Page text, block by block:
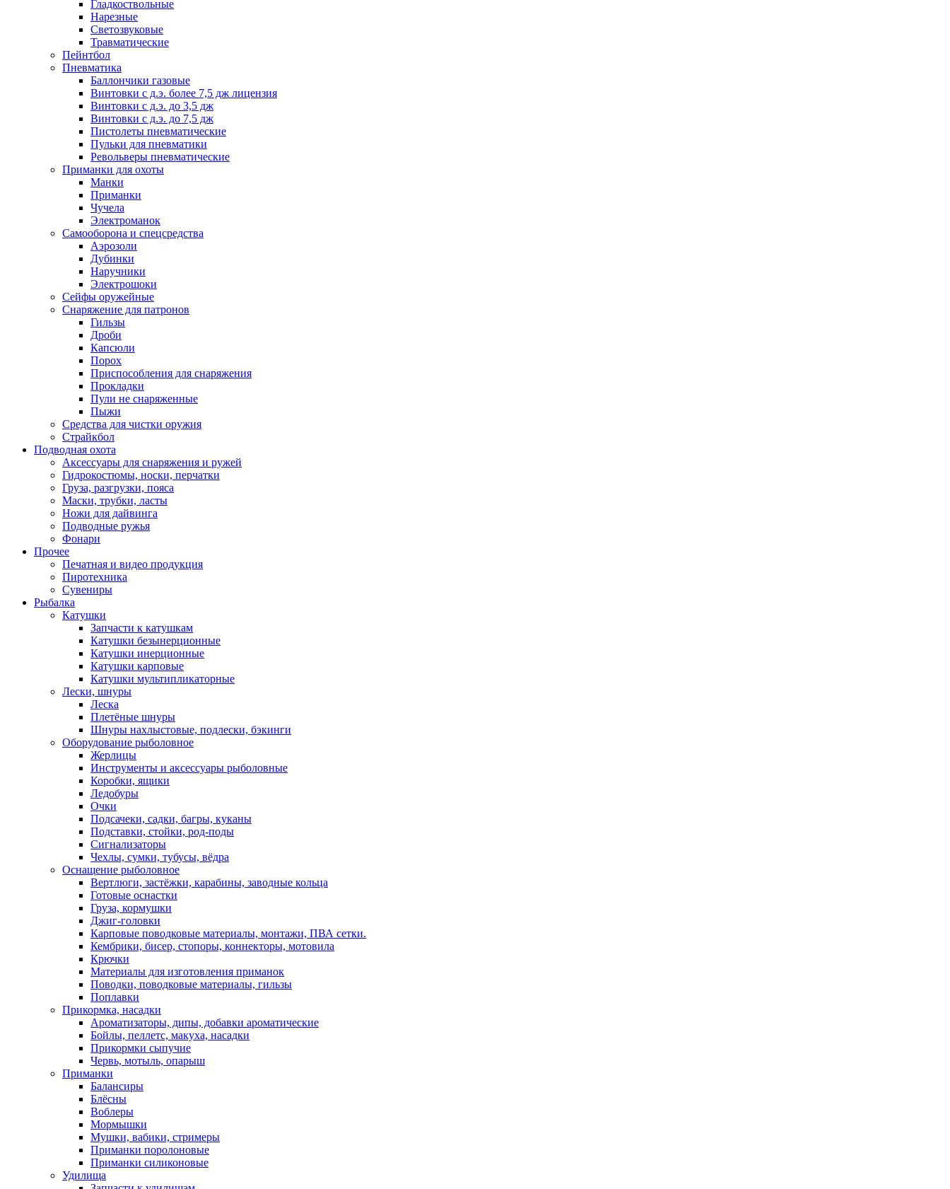
Гладкоствольные
Нарезные
Светозвуковые
Травматические
Пейнтбол
Пневматика
Баллончики газовые
Винтовки с д.э. более 7,5 дж лицензия
Винтовки с д.э. до 3,5 дж
Винтовки с д.э. до 7,5 дж
Пистолеты пневматические
Пульки для пневматики
Револьверы пневматические
Приманки для охоты
Манки
Приманки
Чучела
Электроманок
Самооборона и спецсредства
Аэрозоли
Дубинки
Наручники
Электрошоки
Сейфы оружейные
Снаряжение для патронов
Гильзы
Дроби
Капсюли
Порох
Приспособления для снаряжения
Прокладки
Пули не снаряженные
Пыжи
Средства для чистки оружия
Страйкбол
Подводная охота
Аксессуары для снаряжения и ружей
Гидрокостюмы, носки, перчатки
Груза, разгрузки, пояса
Маски, трубки, ласты
Ножи для дайвинга
Подводные ружья
Фонари
Прочее
Печатная и видео продукция
Пиротехника
Сувениры
Рыбалка
Катушки
Запчасти к катушкам
Катушки безынерционные
Катушки инерционные
Катушки карповые
Катушки мультипликаторные
Лески, шнуры
Леска
Плетёные шнуры
Шнуры нахлыстовые, подлески, бэкинги
Оборудование рыболовное
Жерлицы
Инструменты и аксессуары рыболовные
Коробки, ящики
Ледобуры
Очки
Подсачеки, садки, багры, куканы
Подставки, стойки, род-поды
Сигнализаторы
Чехлы, сумки, тубусы, вёдра
Оснащение рыболовное
Вертлюги, застёжки, карабины, заводные кольца
Готовые оснастки
Груза, кормушки
Джиг-головки
Карповые поводковые материалы, монтажи, ПВА сетки.
Кембрики, бисер, стопоры, коннекторы, мотовила
Крючки
Материалы для изготовления приманок
Поводки, поводковые материалы, гильзы
Поплавки
Прикормка, насадки
Ароматизаторы, дипы, добавки ароматические
Бойлы, пеллетс, макуха, насадки
Прикормки сыпучие
Червь, мотыль, опарыш
Приманки
Балансиры
Блёсны
Воблеры
Мормышки
Мушки, вабики, стримеры
Приманки поролоновые
Приманки силиконовые
Удилища